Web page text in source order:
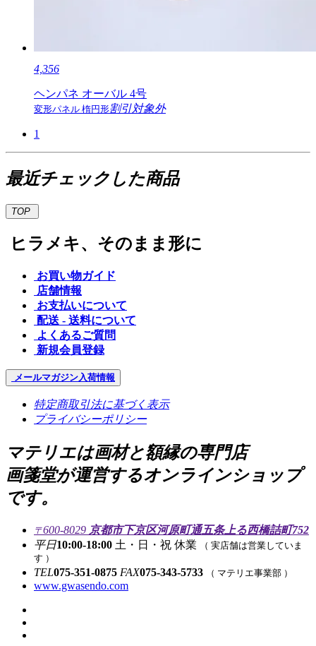
4,356
ヘンパネ オーバル 4号
変形パネル 楕円形割引対象外
1
最近チェックした商品
TOP
ヒラメキ、そのまま形に
お買い物ガイド
店舗情報
お支払いについて
配送 - 送料について
よくあるご質問
新規会員登録
メールマガジン入荷情報
特定商取引法に基づく表示
プライバシーポリシー
マテリエは画材と額縁の専門店
画箋堂が運営するオンラインショップ
です。
〒600-8029 京都市下京区河原町通五条上る西橋詰町752
平日10:00-18:00 土・日・祝 休業 （ 実店舗は営業していま
す ）
TEL075-351-0875 FAX075-343-5733 （ マテリエ事業部 ）
www.gwasendo.com